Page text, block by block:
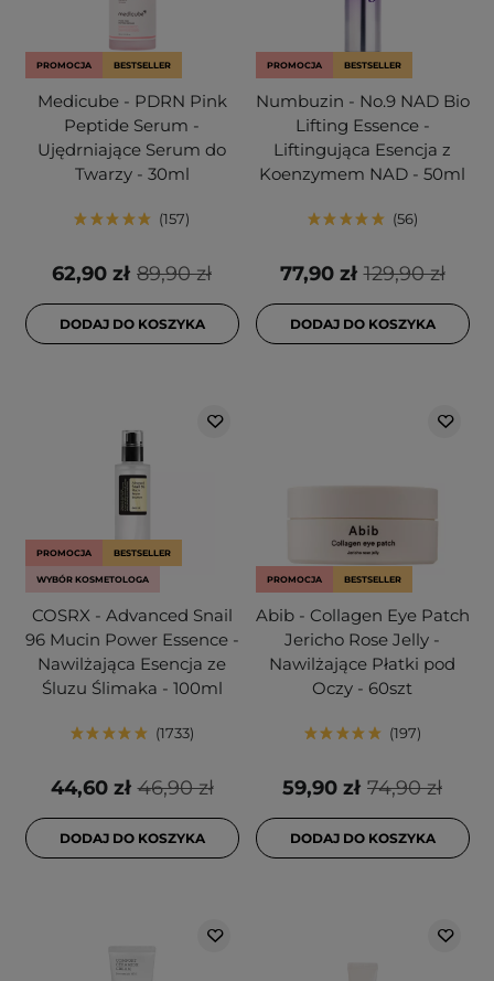
PROMOCJA BESTSELLER
Medicube - PDRN Pink
Peptide Serum -
Ujędrniające Serum do
Twarzy - 30ml
157
89,90 zł
62,90 zł
DODAJ DO KOSZYKA
PROMOCJA BESTSELLER
Numbuzin - No.9 NAD Bio
Lifting Essence -
Liftingująca Esencja z
Koenzymem NAD - 50ml
56
129,90 zł
77,90 zł
DODAJ DO KOSZYKA
PROMOCJA BESTSELLER
WYBÓR KOSMETOLOGA
COSRX - Advanced Snail
96 Mucin Power Essence -
Nawilżająca Esencja ze
Śluzu Ślimaka - 100ml
1733
46,90 zł
44,60 zł
DODAJ DO KOSZYKA
PROMOCJA BESTSELLER
Abib - Collagen Eye Patch
Jericho Rose Jelly -
Nawilżające Płatki pod
Oczy - 60szt
197
74,90 zł
59,90 zł
DODAJ DO KOSZYKA